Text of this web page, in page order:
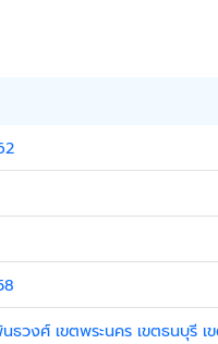
วงศ์ เขตพระนคร เขตธนบุรี